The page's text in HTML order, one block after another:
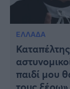
ΕΛΛΑΔΑ
παιδί μου